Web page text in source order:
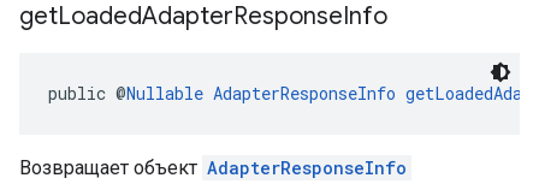
getLoadedAdapterResponseInfo
public @Nullable AdapterResponseInfo
Возвращает объект AdapterResponseInfo